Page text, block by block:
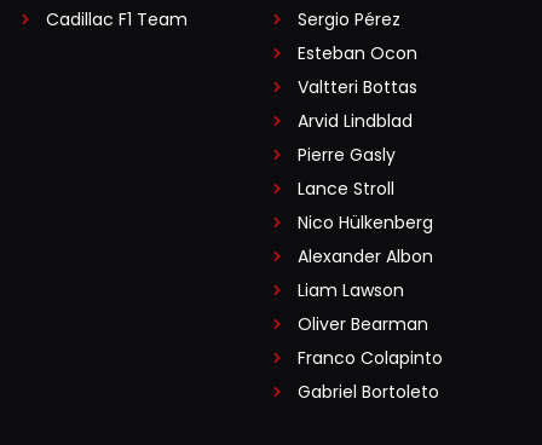
Cadillac F1 Team
Sergio Pérez
Esteban Ocon
Valtteri Bottas
Arvid Lindblad
Pierre Gasly
Lance Stroll
Nico Hülkenberg
Alexander Albon
Liam Lawson
Oliver Bearman
Franco Colapinto
Gabriel Bortoleto